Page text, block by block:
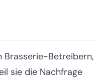
Brasserie-Betreibern,
sie die Nachfrage